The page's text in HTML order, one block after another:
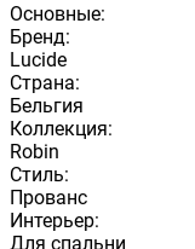
Основные:
Бренд:
Lucide
Страна:
Бельгия
Коллекция:
Robin
Стиль:
Прованс
Интерьер:
Для спальни